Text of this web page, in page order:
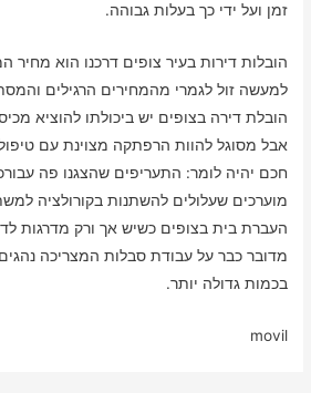
זמן ועל ידי כך בעלות גבוהה.
הובלות דירות בעיר צופים דרכנו הוא מחיר
למעשה זול לגמרי מהמחירים הרגילים
הובלת דירה בצופים יש ביכולתו להוציא
אבל מסוגל להוות הרפתקה מצוינת עם טיפול
חכם יהיה לומר: התעריפים שהצגנו פה
מוערכים שעלולים להשתנות בקורולציה
העברת בית בצופים כשיש אך ורק מדרגות
מדובר כבר על עבודת סבלות המצריכה
בכמות גדולה יותר.
movil